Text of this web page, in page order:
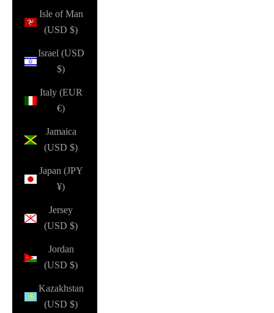
Isle of Man
(USD $)
Israel (USD
$)
Italy (EUR
€)
Jamaica
(USD $)
Japan (JPY
¥)
Jersey
(USD $)
Jordan
(USD $)
Kazakhstan
(USD $)